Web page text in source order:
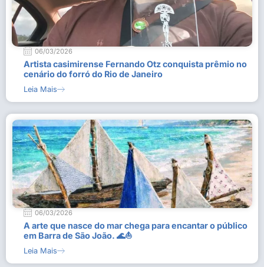
06/03/2026
Artista casimirense Fernando Otz conquista prêmio no
cenário do forró do Rio de Janeiro
Leia Mais
06/03/2026
A arte que nasce do mar chega para encantar o público
em Barra de São João. 🌊⛵
Leia Mais